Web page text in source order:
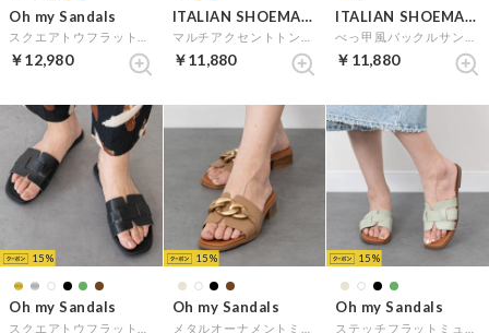
Oh my Sandals
￥12,980
ITALIAN SHOEMAKERS
￥11,880
ITALIAN SHOEMAKERS
￥11,880
15
Oh my Sandals
15
Oh my Sandals
15
Oh my Sandals